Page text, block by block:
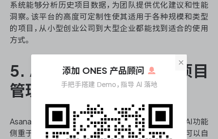
系统能够分析历史项目数据，为团队提供优化建议和性能
洞察。该平台的高度可定制性使其适用于各种规模和类型
的项目，从小型创业公司到大型企业都能找到适合的使用
方式。
5. Asana：注重协作的ai项目
管理软件
Asana是一款专注于团队协作的ai项目管理软件。其AI功能
侧重于优化团队沟通和工作流程。Asana的智能助手可以自
×
添加 ONES 产品顾问
手把手搭建 Demo，指导 AI 落地